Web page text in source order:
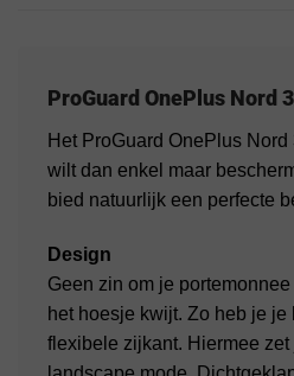
ProGuard OnePlus Nord 3
Het ProGuard OnePlus
wilt dan enkel maar
bied natuurlijk een perfecte
Design
Geen zin om je
het hoesje kwijt. Zo heb je
flexibele zijkant. Hiermee